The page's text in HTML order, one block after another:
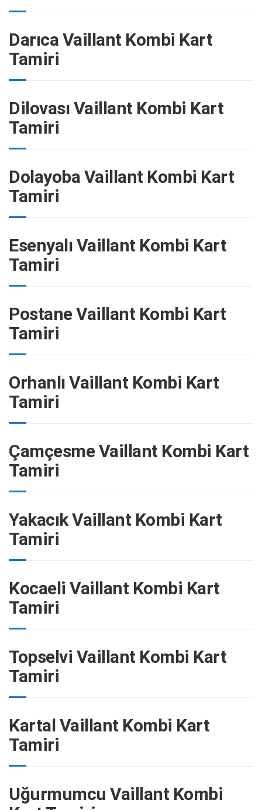
Darıca Vaillant Kombi Kart
Tamiri
Dilovası Vaillant Kombi Kart
Tamiri
Dolayoba Vaillant Kombi Kart
Tamiri
Esenyalı Vaillant Kombi Kart
Tamiri
Postane Vaillant Kombi Kart
Tamiri
Orhanlı Vaillant Kombi Kart
Tamiri
Çamçesme Vaillant Kombi Kart
Tamiri
Yakacık Vaillant Kombi Kart
Tamiri
Kocaeli Vaillant Kombi Kart
Tamiri
Topselvi Vaillant Kombi Kart
Tamiri
Kartal Vaillant Kombi Kart
Tamiri
Uğurmumcu Vaillant Kombi